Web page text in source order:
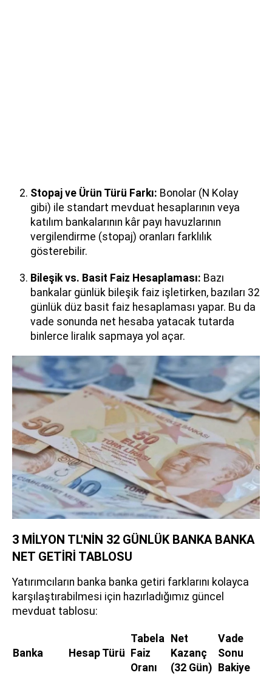
Stopaj ve Ürün Türü Farkı: Bonolar (N Kolay
gibi) ile standart mevduat hesaplarının veya
katılım bankalarının kâr payı havuzlarının
vergilendirme (stopaj) oranları farklılık
gösterebilir.
Bileşik vs. Basit Faiz Hesaplaması: Bazı
bankalar günlük bileşik faiz işletirken, bazıları 32
günlük düz basit faiz hesaplaması yapar. Bu da
vade sonunda net hesaba yatacak tutarda
binlerce liralık sapmaya yol açar.
3 MİLYON TL'NİN 32 GÜNLÜK BANKA BANKA
NET GETİRİ TABLOSU
Yatırımcıların banka banka getiri farklarını kolayca
karşılaştırabilmesi için hazırladığımız güncel
mevduat tablosu:
Banka Hesap Türü
Tabela
Faiz
Oranı
Net
Kazanç
(32 Gün)
Vade
Sonu
Bakiye